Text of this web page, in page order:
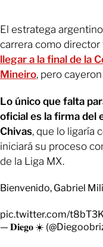
El estratega
carrera como
llegar a la final de la
Mineiro, pero
Lo único que falta
oficial es la firma del
Chivas, que lo ligaría
iniciará su proceso
de la Liga MX.
Bienvenido, Gabriel
pic.twitter.com/
— 𝐃𝐢𝐞𝐠𝐨 ☀️